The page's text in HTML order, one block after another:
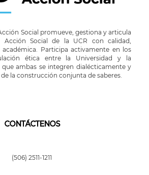
Social promueve, gestiona y articula
Social de la UCR con calidad,
Participa activamente en los
ética entre la Universidad y la
ambas se integren dialécticamente y
la construcción conjunta de saberes.
CONTÁCTENOS
(506) 2511-1211